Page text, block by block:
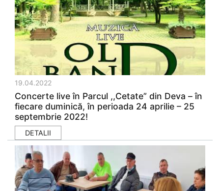
19.04.2022
Concerte live în Parcul ,,Cetate” din Deva – în
fiecare duminică, în perioada 24 aprilie – 25
septembrie 2022!
DETALII